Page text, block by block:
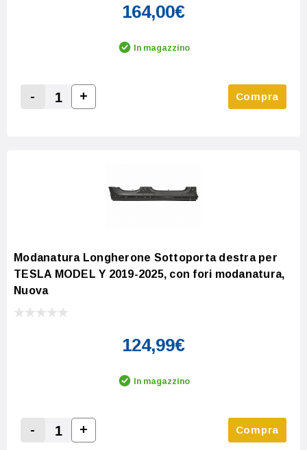
164,00€
In magazzino
Decrease Quantity:
-
Increase Quantity:
+ Compra
Modanatura Longherone Sottoporta destra per
TESLA MODEL Y 2019-2025, con fori modanatura,
Nuova
124,99€
In magazzino
Decrease Quantity:
-
Increase Quantity:
+ Compra